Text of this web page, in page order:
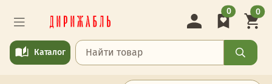
Каталог
0 0